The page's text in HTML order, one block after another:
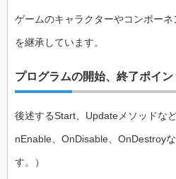
ゲームのキャラクターやコンポー
を継承しています。
プログラムの開始、終了ポイン
後述するStart、Updateメソッドな
nEnable、OnDisable、OnDestroy
す。）